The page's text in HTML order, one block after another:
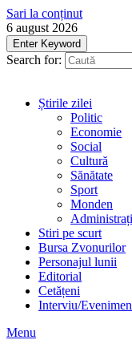
Sari la conținut
6 august 2026
Enter Keyword
Search for:
Știrile zilei
Politic
Economie
Social
Cultură
Sănătate
Sport
Monden
Stiri pe scurt
Bursa Zvonurilor
Personajul lunii
Editorial
Cetățeni
Interviu/
Menu